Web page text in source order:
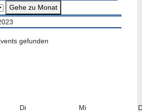
Gehe zu Monat
gefunden
Di Mi